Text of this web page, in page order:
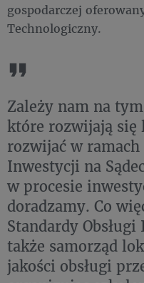
gospodarczej
Technologiczny.
Zależy nam na
które rozwijają się
rozwijać w
Inwestycji na
w procesie
doradzamy. Co
Standardy
także samorząd
jakości obsługi